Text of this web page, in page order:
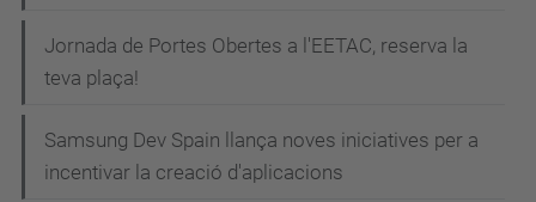
Jornada de Portes Obertes a l'EETAC, reserva la
teva plaça!
Samsung Dev Spain llança noves iniciatives per a
incentivar la creació d'aplicacions